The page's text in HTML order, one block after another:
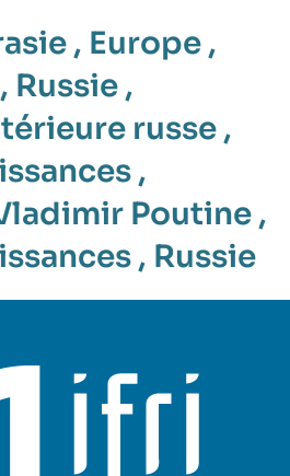
, Europe ,
, Russie ,
russe,
,
Poutine,
, Russie